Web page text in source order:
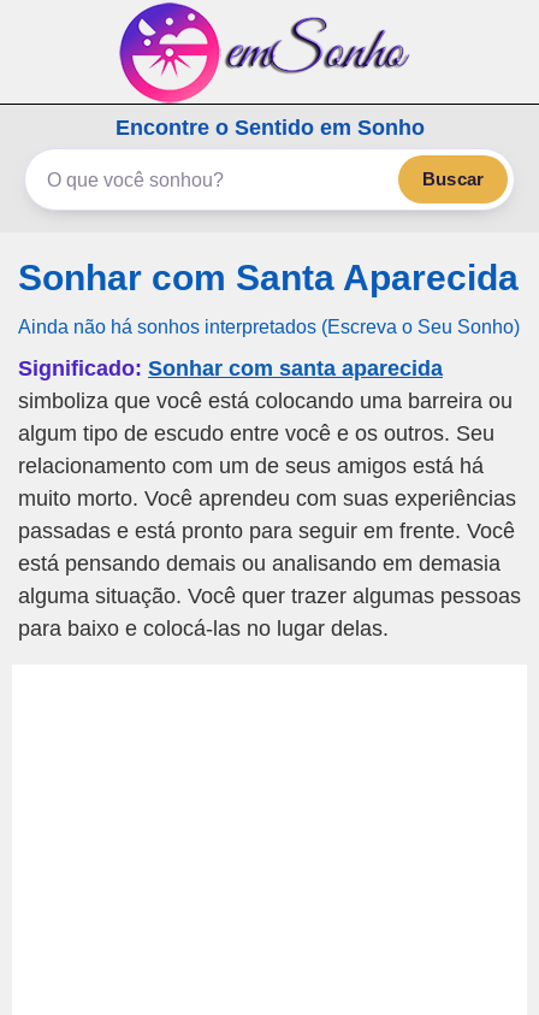
emSonho.com
Os sonhos significam mais
Encontre o Sentido em Sonho
Buscar
Sonhar com Santa Aparecida
Ainda não há sonhos interpretados (Escreva o Seu Sonho)
Significado: Sonhar com santa aparecida
simboliza que você está colocando uma barreira ou
algum tipo de escudo entre você e os outros. Seu
relacionamento com um de seus amigos está há
muito morto. Você aprendeu com suas experiências
passadas e está pronto para seguir em frente. Você
está pensando demais ou analisando em demasia
alguma situação. Você quer trazer algumas pessoas
para baixo e colocá-las no lugar delas.